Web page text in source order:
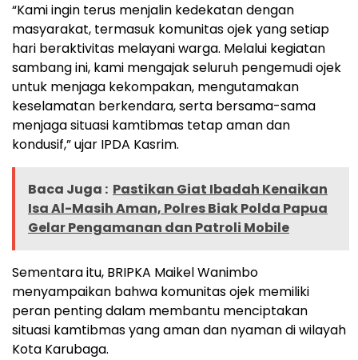
“Kami ingin terus menjalin kedekatan dengan
masyarakat, termasuk komunitas ojek yang setiap
hari beraktivitas melayani warga. Melalui kegiatan
sambang ini, kami mengajak seluruh pengemudi ojek
untuk menjaga kekompakan, mengutamakan
keselamatan berkendara, serta bersama-sama
menjaga situasi kamtibmas tetap aman dan
kondusif,” ujar IPDA Kasrim.
Baca Juga : Pastikan Giat Ibadah Kenaikan
Isa Al-Masih Aman, Polres Biak Polda Papua
Gelar Pengamanan dan Patroli Mobile
Sementara itu, BRIPKA Maikel Wanimbo
menyampaikan bahwa komunitas ojek memiliki
peran penting dalam membantu menciptakan
situasi kamtibmas yang aman dan nyaman di wilayah
Kota Karubaga.